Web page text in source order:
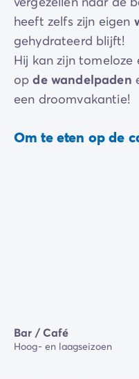
heeft zelfs zijn eigen
gehydrateerd blijft!
Hij kan zijn tomeloze
opde wandelpaden
een droomvakantie!
Om te eten op de
Bar / Café
Hoog- en laagseizoen